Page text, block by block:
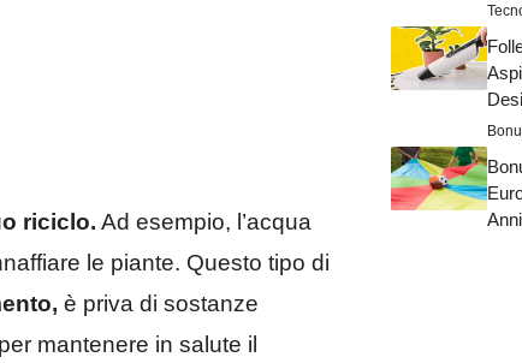
riciclo. Ad esempio, l’acqua
le piante. Questo tipo di
è priva di sostanze
per mantenere in salute il